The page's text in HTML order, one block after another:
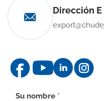
Dirección
Formulario
Su nombre *